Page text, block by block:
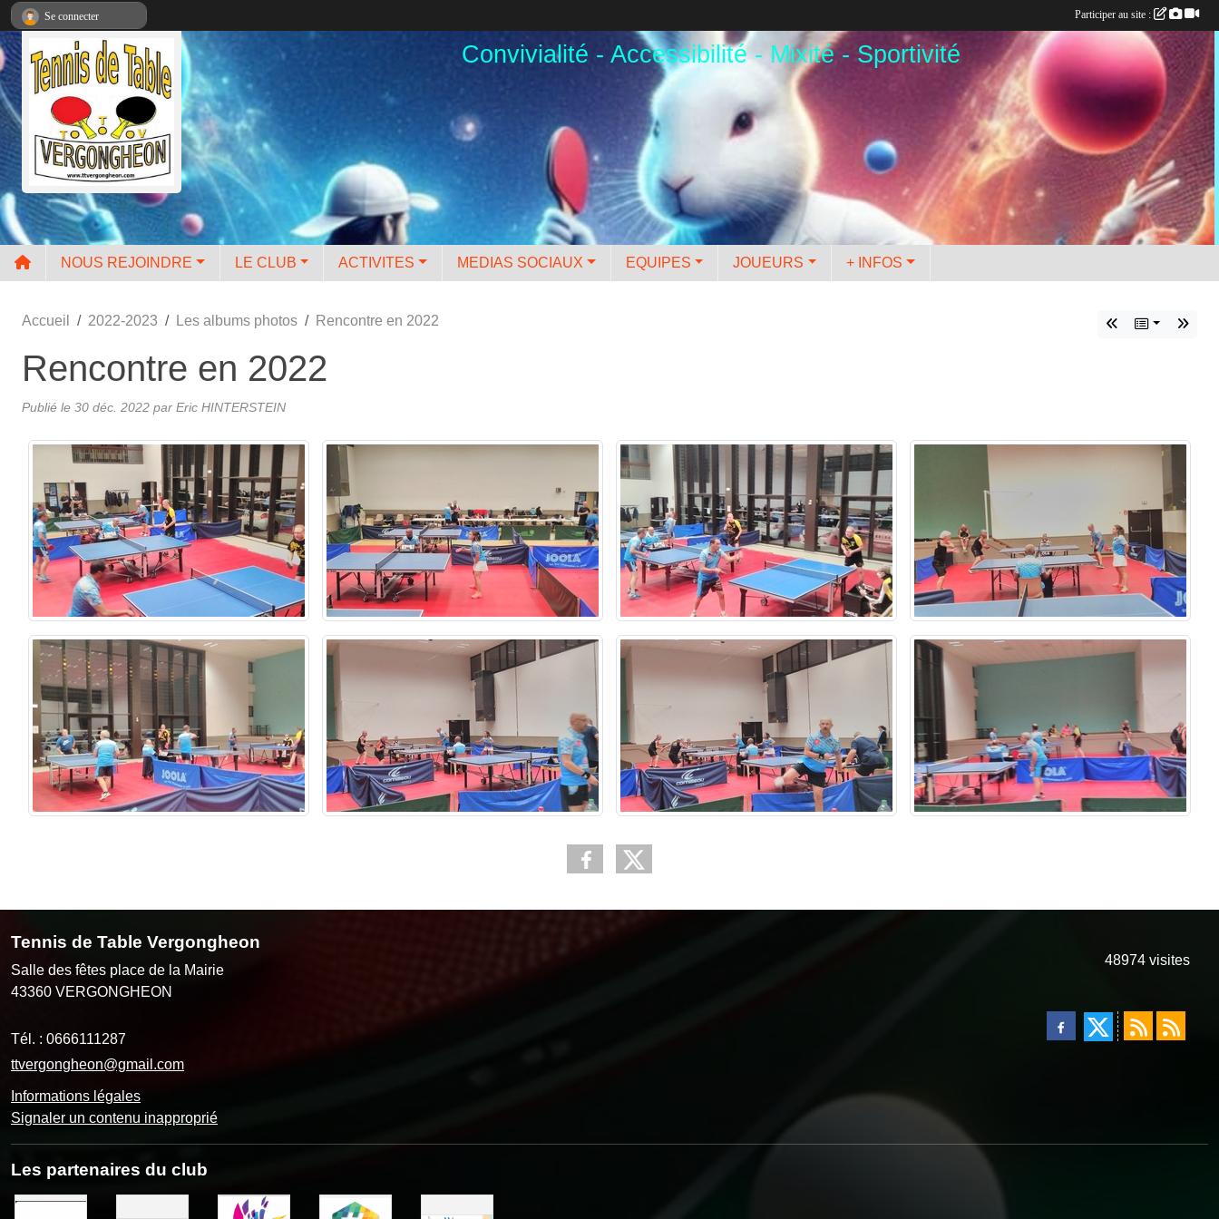
Convivialité - Accessibilité - Mixité - Sportivité
NOUS REJOINDRE LE CLUB ACTIVITES MEDIAS SOCIAUX EQUIPES JOUEURS + INFOS
Accueil 2022-2023 Les albums photos Rencontre en 2022
Rencontre en 2022
Publié le 30 déc. 2022 par Eric HINTERSTEIN
Tennis de Table Vergongheon
Salle des fêtes place de la Mairie
43360 VERGONGHEON
Tél. : 0666111287
ttvergongheon@gmail.com
Informations légales
Signaler un contenu inapproprié
48974 visites
Les partenaires du club
Se connecter Participer au site :
Panneau de gestion des cookies